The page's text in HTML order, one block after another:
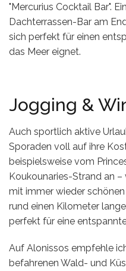
"Mercurius Cocktail Bar".
Dachterrassen-Bar am
sich perfekt für einen
das Meer eignet.
Jogging &
Auch sportlich aktive
Sporaden voll auf ihre
beispielsweise vom
Koukounaries-Strand an
mit immer wieder
rund einen Kilometer
perfekt für eine
Auf Alonissos empfehle
befahrenen Wald- und